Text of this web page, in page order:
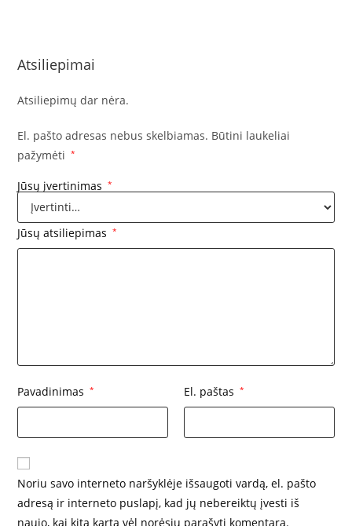
Atsiliepimai
Atsiliepimų dar nėra.
El. pašto adresas nebus skelbiamas. Būtini laukeliai
pažymėti
*
Jūsų įvertinimas *
Jūsų atsiliepimas *
Pavadinimas * El. paštas *
Noriu savo interneto naršyklėje išsaugoti vardą, el. pašto
adresą ir interneto puslapį, kad jų nebereiktų įvesti iš
naujo, kai kitą kartą vėl norėsiu parašyti komentarą.